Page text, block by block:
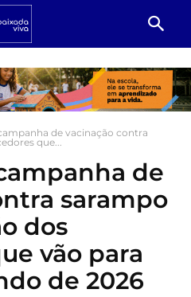
de vacinação contra
que...
de
sarampo
dos
vão para
de 2026